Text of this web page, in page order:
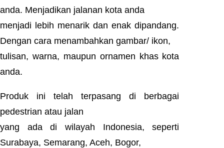
anda. Menjadikan jalanan kota anda
menjadi lebih menarik dan enak dipandang.
Dengan cara menambahkan gambar/ ikon,
tulisan, warna, maupun ornamen khas kota
anda.
Produk ini telah terpasang di berbagai
pedestrian atau jalan
yang ada di wilayah Indonesia, seperti
Surabaya, Semarang, Aceh, Bogor,